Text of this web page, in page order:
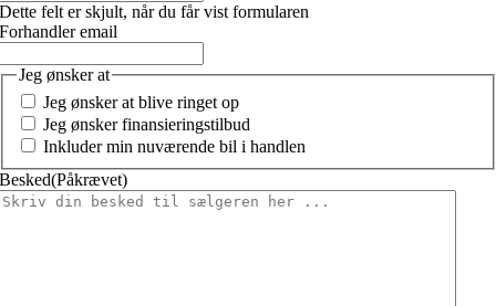
Dette felt er skjult, når du får vist formularen
Forhandler email
Jeg ønsker at
Jeg ønsker at blive ringet op
Jeg ønsker finansieringstilbud
Inkluder min nuværende bil i handlen
Besked(Påkrævet)